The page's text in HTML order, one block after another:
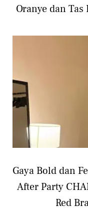
Oranye dan Tas
Gaya Bold dan
After Party
Red